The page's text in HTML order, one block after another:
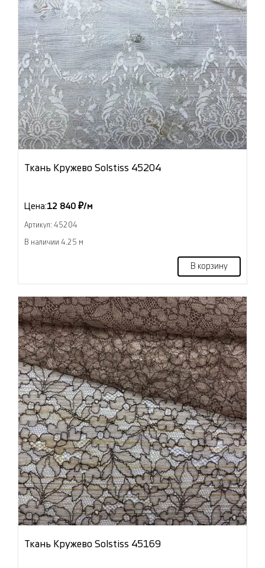
Ткань Кружево Solstiss 45204
Цена:12 840 ₽/м
Артикул: 45204
В наличии 4.25 м
В корзину
Ткань Кружево Solstiss 45169